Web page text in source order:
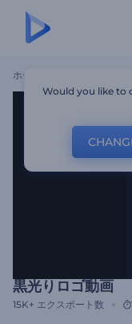
ホーム
黒光りロゴ動画
15K+ エクスポート数
Would you like to